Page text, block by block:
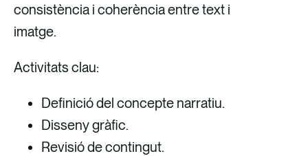
consistència i coherència entre text i
imatge.
Activitats clau:
Definició del concepte narratiu.
Disseny gràfic.
Revisió de contingut.